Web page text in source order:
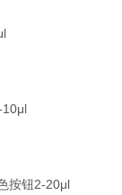
10μl
按钮2-20μl